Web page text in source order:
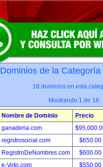
Dominios de la
16 dominios en esta
Mostrando 1 de 16
Nombre de Dominio
Precio
ganaderia.com
registrosocial.com
$650.00
RegistroDeNombres.com
$600.00
e-Voto.com
$550.00